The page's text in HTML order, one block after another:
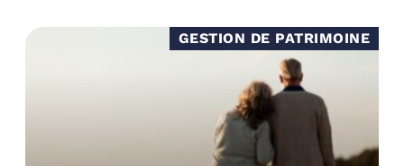
GESTION DE PATRIMOINE